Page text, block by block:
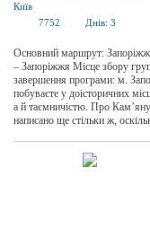
Київ
7752
Днів: 3
Основний маршрут:
– Запоріжжя Місце збору
завершення програми: м.
побуваєте у доісторичних
а й таємничістю. Про
написано ще стільки ж,